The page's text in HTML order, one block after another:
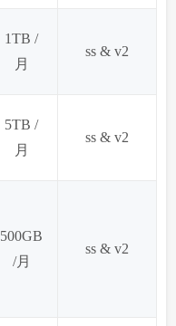
1TB /
月
ss & v2
5TB /
月
ss & v2
500GB
/月
ss & v2